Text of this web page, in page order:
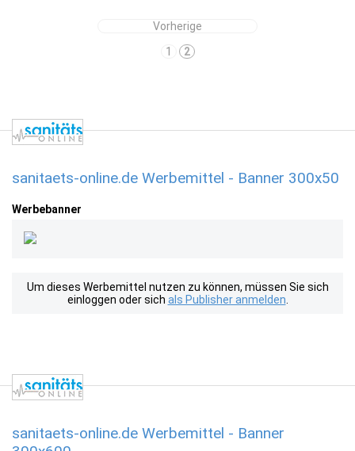
Vorherige
1
2
sanitaets-online.de Werbemittel - Banner 300x50
Werbebanner
Um dieses Werbemittel nutzen zu können, müssen Sie sich
einloggen oder sich als Publisher anmelden
sanitaets-online.de Werbemittel - Banner